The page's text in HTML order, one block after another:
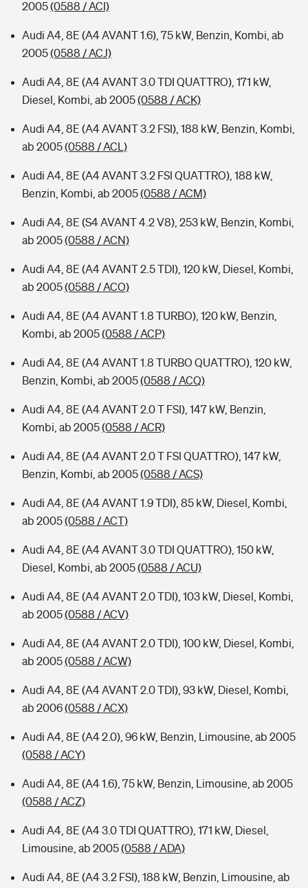
2005(0588 / ACI)
Audi A4, 8E (A4 AVANT 1.6), 75 kW, Benzin, Kombi, ab
2005(0588 / ACJ)
Audi A4, 8E (A4 AVANT 3.0 TDI QUATTRO), 171 kW,
Diesel, Kombi, ab 2005(0588 / ACK)
Audi A4, 8E (A4 AVANT 3.2 FSI), 188 kW, Benzin, Kombi,
ab 2005(0588 / ACL)
Audi A4, 8E (A4 AVANT 3.2 FSI QUATTRO), 188 kW,
Benzin, Kombi, ab 2005(0588 / ACM)
Audi A4, 8E (S4 AVANT 4.2 V8), 253 kW, Benzin, Kombi,
ab 2005(0588 / ACN)
Audi A4, 8E (A4 AVANT 2.5 TDI), 120 kW, Diesel, Kombi,
ab 2005(0588 / ACO)
Audi A4, 8E (A4 AVANT 1.8 TURBO), 120 kW, Benzin,
Kombi, ab 2005(0588 / ACP)
Audi A4, 8E (A4 AVANT 1.8 TURBO QUATTRO), 120 kW,
Benzin, Kombi, ab 2005(0588 / ACQ)
Audi A4, 8E (A4 AVANT 2.0 T FSI), 147 kW, Benzin,
Kombi, ab 2005(0588 / ACR)
Audi A4, 8E (A4 AVANT 2.0 T FSI QUATTRO), 147 kW,
Benzin, Kombi, ab 2005(0588 / ACS)
Audi A4, 8E (A4 AVANT 1.9 TDI), 85 kW, Diesel, Kombi,
ab 2005(0588 / ACT)
Audi A4, 8E (A4 AVANT 3.0 TDI QUATTRO), 150 kW,
Diesel, Kombi, ab 2005(0588 / ACU)
Audi A4, 8E (A4 AVANT 2.0 TDI), 103 kW, Diesel, Kombi,
ab 2005(0588 / ACV)
Audi A4, 8E (A4 AVANT 2.0 TDI), 100 kW, Diesel, Kombi,
ab 2005(0588 / ACW)
Audi A4, 8E (A4 AVANT 2.0 TDI), 93 kW, Diesel, Kombi,
ab 2006(0588 / ACX)
Audi A4, 8E (A4 2.0), 96 kW, Benzin, Limousine, ab 2005
(0588 / ACY)
Audi A4, 8E (A4 1.6), 75 kW, Benzin, Limousine, ab 2005
(0588 / ACZ)
Audi A4, 8E (A4 3.0 TDI QUATTRO), 171 kW, Diesel,
Limousine, ab 2005(0588 / ADA)
Audi A4, 8E (A4 3.2 FSI), 188 kW, Benzin, Limousine, ab